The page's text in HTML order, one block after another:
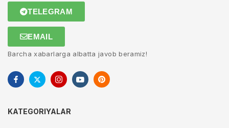
TELEGRAM
EMAIL
Barcha xabarlarga albatta javob beramiz!
KATEGORIYALAR